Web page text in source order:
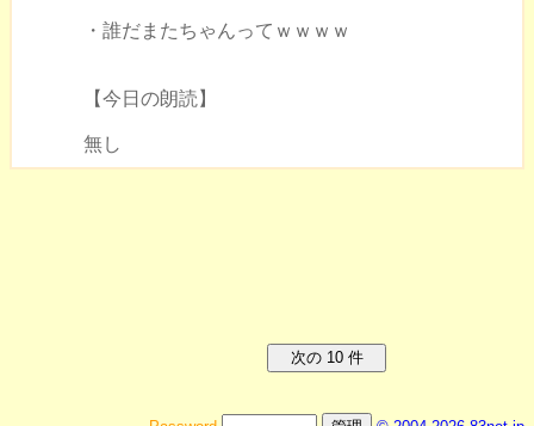
・誰だまたちゃんってｗｗｗｗ
【今日の朗読】
無し